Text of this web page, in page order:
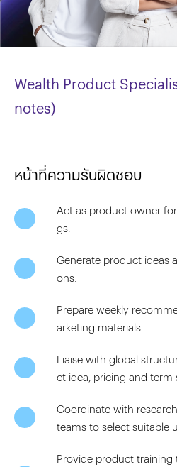
Wealth Product
notes)
หน้าที่ความรับผิดชอบ
Act as product owner
gs.
Generate product ideas
ons.
Prepare weekly
arketing materials.
Liaise with global
ct idea, pricing and term
Coordinate with
teams to select suitable
Provide product